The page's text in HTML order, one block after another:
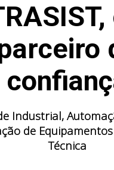
Industrial,
de
Técnica